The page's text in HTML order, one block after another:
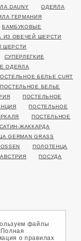
DAUNY
ОДЕЯЛА
ГЕРМАНИЯ
БАМБУКОВЫЕ
ИЗ ОВЕЧЕЙ ШЕРСТИ
ШЕРСТИ
СУПЕРЛЕГКИЕ
ОДЕЯЛА
БЕЛЬЕ CURT
ПОСТЕЛЬНОЕ БЕЛЬЕ
ПОСТЕЛЬНОЕ
ПОСТЕЛЬНОЕ
ПОСТЕЛЬНОЕ
ЖАККАРДА
GERMAN GRASS
ПОЛОТЕНЦА
ПОСУДА
файлы
о правилах